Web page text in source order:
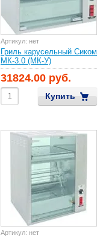
Артикул: нет
Гриль карусельный Сиком
МК-3.0 (МК-У)
31824.00 руб.
Купить
Артикул: нет